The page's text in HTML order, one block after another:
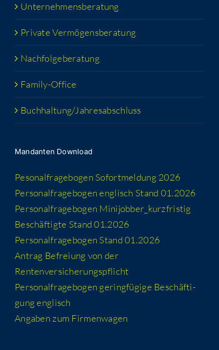
Unter­neh­mens­be­ra­tung
Pri­va­te Vermögensberatung
Nach­fol­ge­be­ra­tung
Fami­­ly-Office
Buchhaltung/​​Jahresabschluss
Man­dan­ten Download
Peso­nal­fra­ge­bo­gen Sofort­mel­dung 2026
Per­so­nal­fra­ge­bo­gen eng­lisch Stand 01.2026
Per­so­nal­fra­ge­bo­gen Minijobber_​kurzfristig
Beschäf­tig­te Stand 01.2026
Per­so­nal­fra­ge­bo­gen Stand 01.2026
Antrag Befrei­ung von der
Rentenversicherungspflicht
Per­so­nal­fra­ge­bo­gen gering­fü­gi­ge Beschäf­ti­
gung englisch
Anga­ben zum Firmenwagen